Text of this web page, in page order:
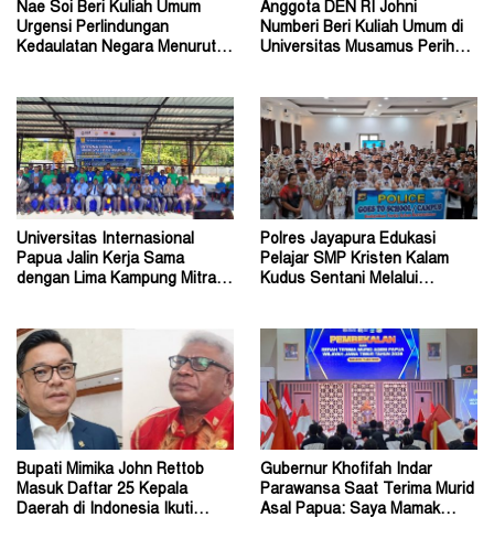
Nae Soi Beri Kuliah Umum
Urgensi Perlindungan
Kedaulatan Negara Menurut
Anggota DEN RI Johni
Numberi Beri Kuliah Umum di
Universitas Musamus Perihal
Universitas Internasional
Papua Jalin Kerja Sama
dengan Lima Kampung Mitra di
Polres Jayapura Edukasi
Pelajar SMP Kristen Kalam
Kudus Sentani Melalui
Bupati Mimika John Rettob
Masuk Daftar 25 Kepala
Daerah di Indonesia Ikuti
Gubernur Khofifah Indar
Parawansa Saat Terima Murid
Asal Papua: Saya Mamak